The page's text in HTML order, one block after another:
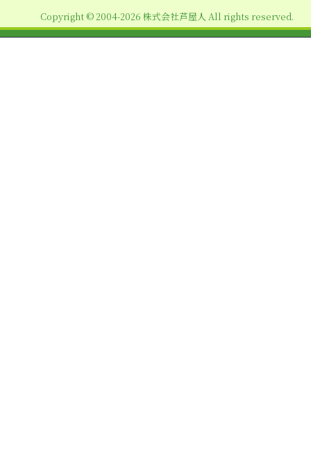
ン
Copyright © 2004-2026 株式会社芦屋人 All rights reserved.